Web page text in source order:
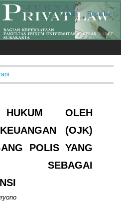
Login Register
HUKUM OLEH
(OJK)
POLIS YANG
SEBAGAI